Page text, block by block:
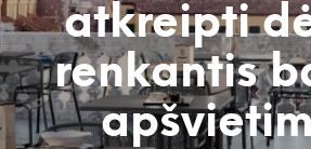
atkreipti
renkantis